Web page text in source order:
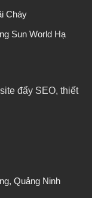
Cháy
Sun World Hạ
đẩy SEO, thiết
Quảng Ninh